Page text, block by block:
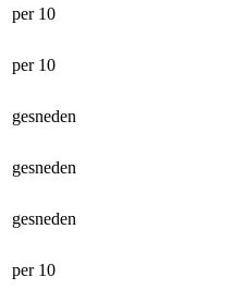
per 10
per 10
gesneden
gesneden
gesneden
per 10